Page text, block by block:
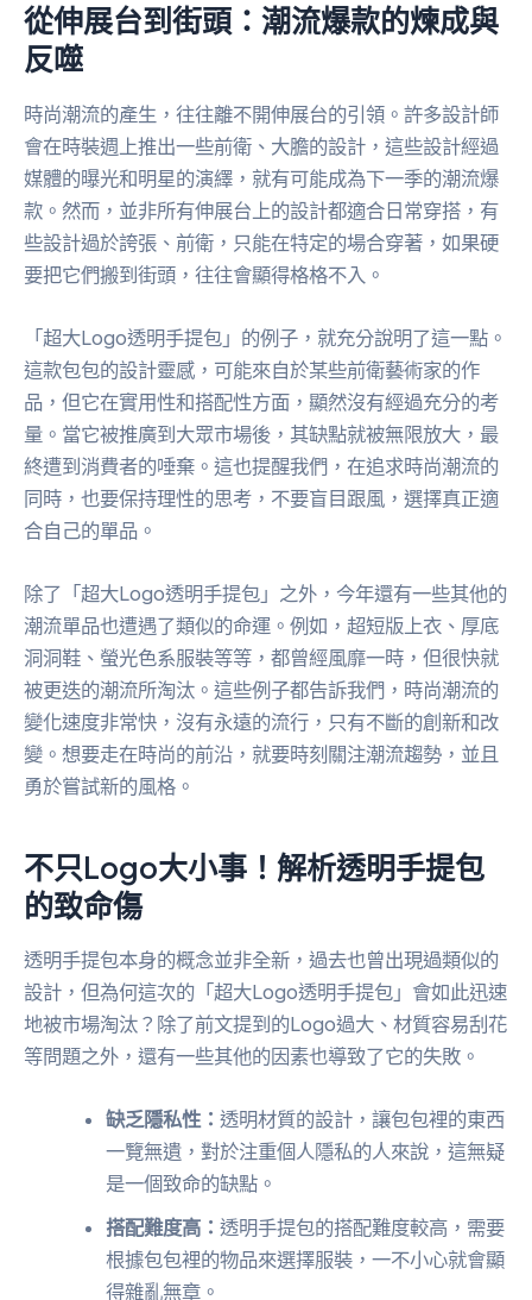
從伸展台到街頭：潮流爆款的煉成與
反噬
時尚潮流的產生，往往離不開伸展台的引領。許多設計師
會在時裝週上推出一些前衛、大膽的設計，這些設計經過
媒體的曝光和明星的演繹，就有可能成為下一季的潮流爆
款。然而，並非所有伸展台上的設計都適合日常穿搭，有
些設計過於誇張、前衛，只能在特定的場合穿著，如果硬
要把它們搬到街頭，往往會顯得格格不入。
「超大Logo透明手提包」的例子，就充分說明了這一點。
這款包包的設計靈感，可能來自於某些前衛藝術家的作
品，但它在實用性和搭配性方面，顯然沒有經過充分的考
量。當它被推廣到大眾市場後，其缺點就被無限放大，最
終遭到消費者的唾棄。這也提醒我們，在追求時尚潮流的
同時，也要保持理性的思考，不要盲目跟風，選擇真正適
合自己的單品。
除了「超大Logo透明手提包」之外，今年還有一些其他的
潮流單品也遭遇了類似的命運。例如，超短版上衣、厚底
洞洞鞋、螢光色系服裝等等，都曾經風靡一時，但很快就
被更迭的潮流所淘汰。這些例子都告訴我們，時尚潮流的
變化速度非常快，沒有永遠的流行，只有不斷的創新和改
變。想要走在時尚的前沿，就要時刻關注潮流趨勢，並且
勇於嘗試新的風格。
不只Logo大小事！解析透明手提包
的致命傷
透明手提包本身的概念並非全新，過去也曾出現過類似的
設計，但為何這次的「超大Logo透明手提包」會如此迅速
地被市場淘汰？除了前文提到的Logo過大、材質容易刮花
等問題之外，還有一些其他的因素也導致了它的失敗。
缺乏隱私性：透明材質的設計，讓包包裡的東西
一覽無遺，對於注重個人隱私的人來說，這無疑
是一個致命的缺點。
搭配難度高：透明手提包的搭配難度較高，需要
根據包包裡的物品來選擇服裝，一不小心就會顯
得雜亂無章。